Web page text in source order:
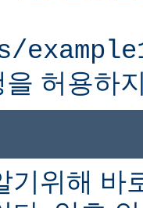
허용하
기위해 바